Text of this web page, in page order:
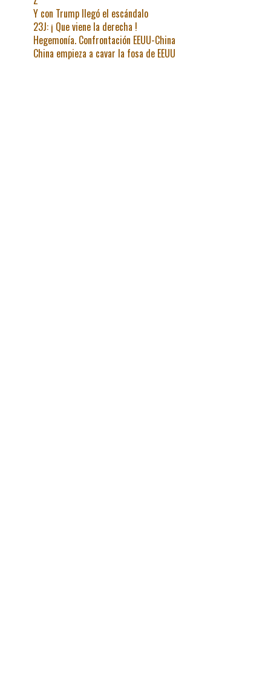
Y con Trump llegó el escándalo
23J: ¡ Que viene la derecha !
Hegemonía. Confrontación EEUU-China
China empieza a cavar la fosa de EEUU